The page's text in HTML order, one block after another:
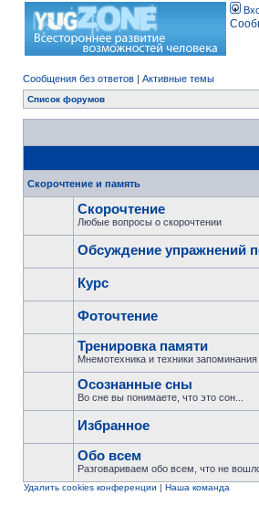
Сообщения без ответов | Активные темы
Список форумов
Скорочтение и память
Скорочтение
Любые вопросы о скорочтении
Обсуждение упражнений
Курс
Фоточтение
Тренировка памяти
Мнемотехника и техники
Осознанные сны
Во сне вы понимаете, что это сон...
Избранное
Обо всем
Разговариваем обо всем, что не
Удалить cookies конференции | Наша команда